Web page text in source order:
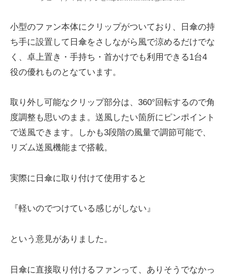
小型のファン本体にクリップがついており、日傘の持
ち手に設置して日傘をさしながら風で涼めるだけでな
く、卓上置き・手持ち・首かけでも利用できる1台4
役の優れものとなています。
取り外し可能なクリップ部分は、360°回転するので角
度調整も思いのまま。送風したい箇所にピンポイント
で送風できます。しかも3段階の風量で調節可能で、
リズム送風機能まで搭載。
実際に日傘に取り付けて使用すると
『軽いのでつけている感じがしない』
という意見がありました。
日傘に直接取り付けるファンって、ありそうでなかっ